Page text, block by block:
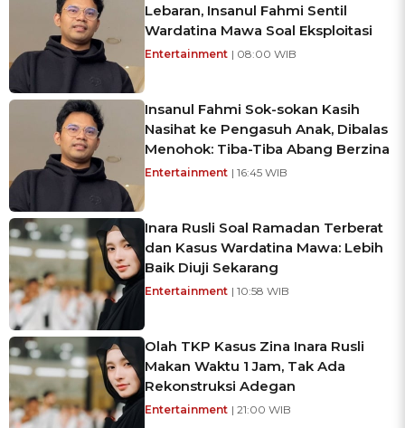
Lebaran, Insanul Fahmi Sentil
Wardatina Mawa Soal Eksploitasi
Entertainment | 08:00 WIB
Insanul Fahmi Sok-sokan Kasih
Nasihat ke Pengasuh Anak, Dibalas
Menohok: Tiba-Tiba Abang Berzina
Entertainment | 16:45 WIB
Inara Rusli Soal Ramadan Terberat
dan Kasus Wardatina Mawa: Lebih
Baik Diuji Sekarang
Entertainment | 10:58 WIB
Olah TKP Kasus Zina Inara Rusli
Makan Waktu 1 Jam, Tak Ada
Rekonstruksi Adegan
Entertainment | 21:00 WIB